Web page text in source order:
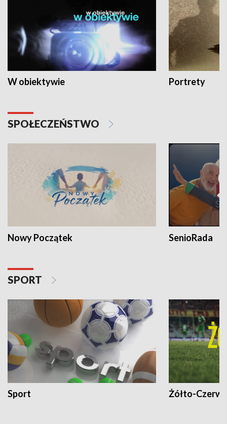
W obiektywie Portrety
SPOŁECZEŃSTWO
Nowy Początek SenioRada
SPORT
Sport Żółto-